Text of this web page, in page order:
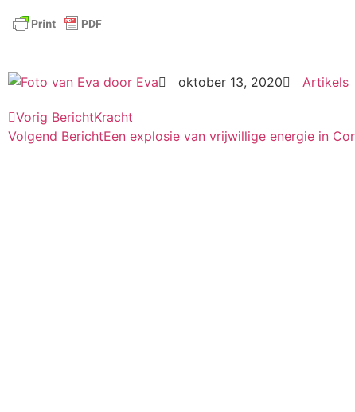
door Eva oktober 13, 2020 Artikels
Vorig BerichtKracht
Volgend BerichtEen explosie van vrijwillige energie in